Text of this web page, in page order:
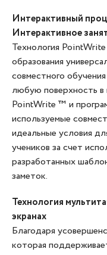
Интерактивный
Интерактивное
Технология
образования
совместного
любую поверхность
PointWrite ™ и
используемые
идеальные условия
учеников за счет
разработанных
заметок.
Технология
экранах
Благодаря
которая